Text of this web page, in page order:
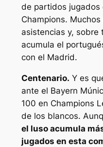
de partidos jugados
Champions.
asistencias y, sobre
acumula el
con el Madrid.
Centenario. Y es
ante el Bayern
100 en Champions
de los blancos.
el luso acumula
jugados en esta